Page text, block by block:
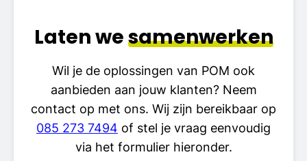
Laten wesamenwerken
Wil je de oplossingen van POM ook
aanbieden aan jouw klanten? Neem
contact op met ons. Wij zijn bereikbaar op
085 273 7494 of stel je vraag eenvoudig
via het formulier hieronder.